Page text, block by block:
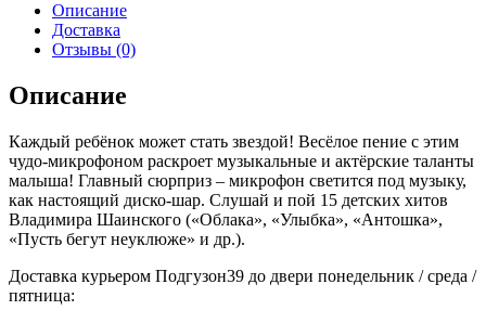
Описание
Доставка
Отзывы (0)
Описание
Каждый ребёнок может стать звездой! Весёлое пение с этим
чудо-микрофоном раскроет музыкальные и актёрские таланты
малыша! Главный сюрприз – микрофон светится под музыку,
как настоящий диско-шар. Слушай и пой 15 детских хитов
Владимира Шаинского («Облака», «Улыбка», «Антошка»,
«Пусть бегут неуклюже» и др.).
Доставка курьером Подгузон39 до двери понедельник / среда /
пятница: